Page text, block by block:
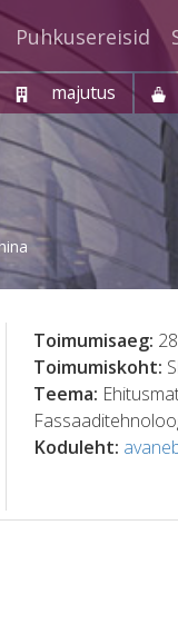
Puhkusereisid
majutus
Toimumisaeg:
Toimumiskoht:
Teema:
Koduleht: